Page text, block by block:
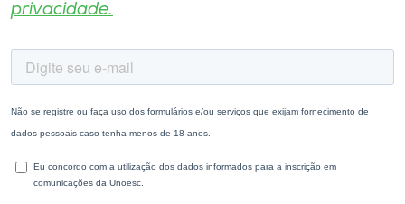
privacidade.